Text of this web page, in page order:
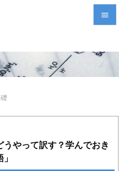


検索
やって訳す？学んでおき